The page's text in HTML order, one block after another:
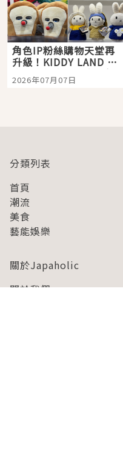
角色IP粉絲購物天堂再
升級！KIDDY LAND 原
宿店吉伊卡哇迎客，新
開幕 OMOKADO 店3分
2026年07月07日
分類列表
首頁
潮流
美食
藝能娛樂
關於Japaholic
關於我們